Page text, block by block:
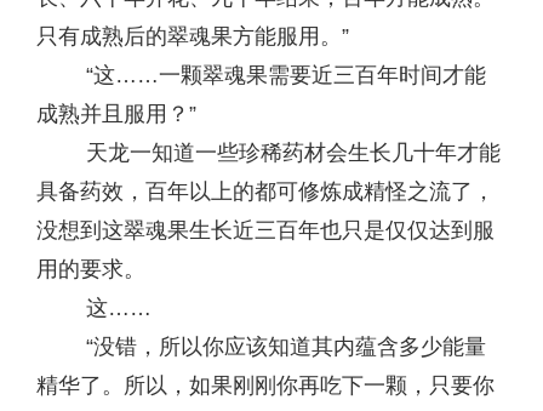
只有成熟后的翠魂果方能服用。”
“这……一颗翠魂果需要近三百年时间才能
成熟并且服用？”
天龙一知道一些珍稀药材会生长几十年才能
具备药效，百年以上的都可修炼成精怪之流了，
没想到这翠魂果生长近三百年也只是仅仅达到服
用的要求。
这……
“没错，所以你应该知道其内蕴含多少能量
精华了。所以，如果刚刚你再吃下一颗，只要你